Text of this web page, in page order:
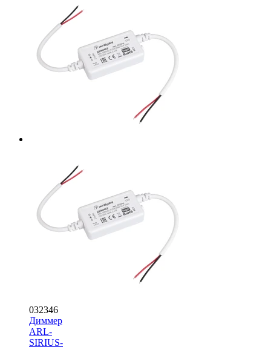
032346
Диммер
ARL-
SIRIUS-